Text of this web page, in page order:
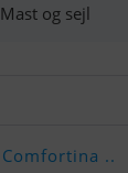
Mast og sejl
Comfortina ..